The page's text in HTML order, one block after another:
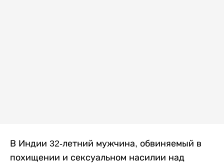
В Индии 32-летний мужчина, обвиняемый в
похищении и сексуальном насилии над